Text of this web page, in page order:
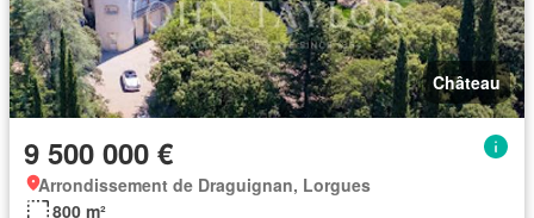
Château
9 500 000 €
Arrondissement de Draguignan, Lorgues
800 m²